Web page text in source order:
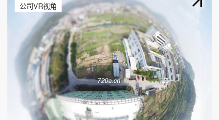
公司VR视角